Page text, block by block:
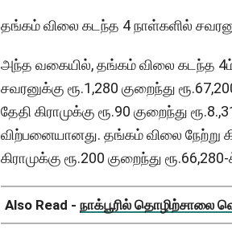
தங்கம் விலை கடந்த 4 நாள்களில்
அந்த வகையில், தங்கம் விலை கடந்த 4ம்
சவரனுக்கு ரூ.1,280 குறைந்து
தேதி கிராமுக்கு ரூ.90 குறைந்து
விற்பனையானது. தங்கம் விலை நேற்று
கிராமுக்கு ரூ.200 குறைந்து
Also Read - நாக்பூரில் தொழிற்சாலை